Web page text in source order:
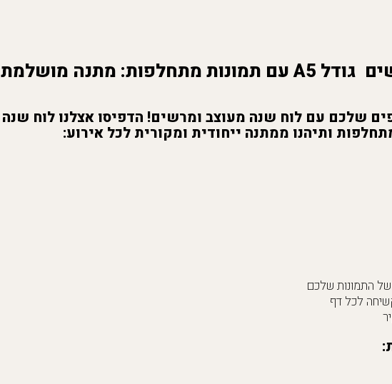
מתנה מושלמת
ותיהנו ממתנה ייחודית ומקורית לכל אירוע:
לכל דף